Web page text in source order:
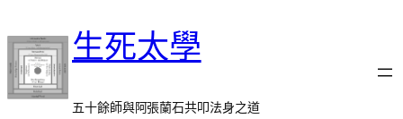
至
主
要
內
生死太學
五十餘師與阿張蘭石共叩法身之道